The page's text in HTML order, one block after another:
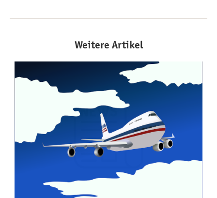
Weitere Artikel